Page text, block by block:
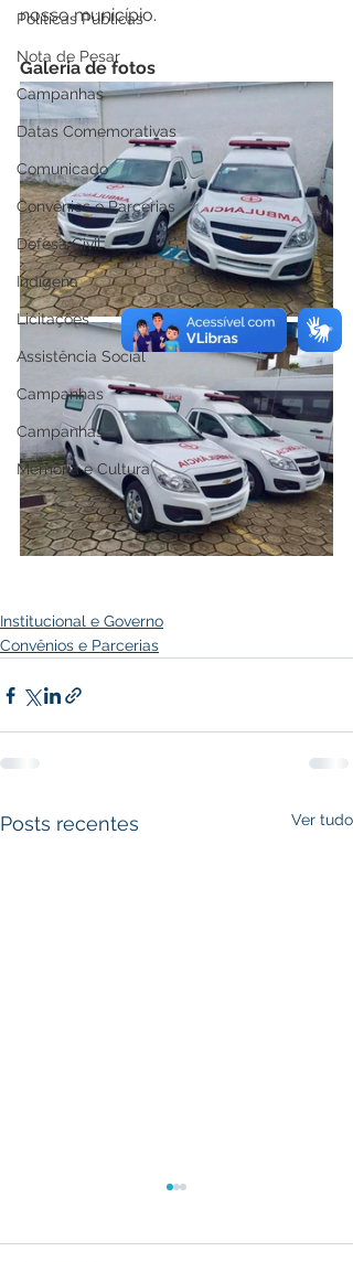
Políticas Públicas
Nota de Pesar
Campanhas
Datas Comemorativas
Comunicado
Convênios e Parcerias
Defesa Civil
Indígena
Licitações
Assistência Social
Campanhas
Campanhas
Memória e Cultura
nosso município.
Galeria de fotos
Institucional e Governo
Convênios e Parcerias
Posts recentes Ver tudo